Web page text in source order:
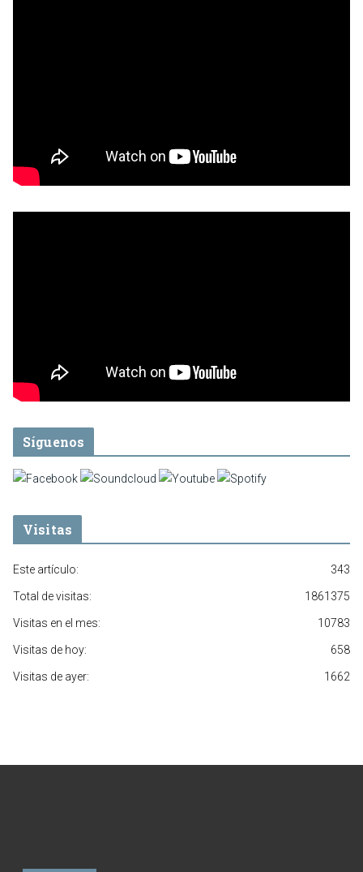
Síguenos
Visitas
343
Este artículo:
1861375
Total de visitas:
10783
Visitas en el mes:
658
Visitas de hoy:
1662
Visitas de ayer: